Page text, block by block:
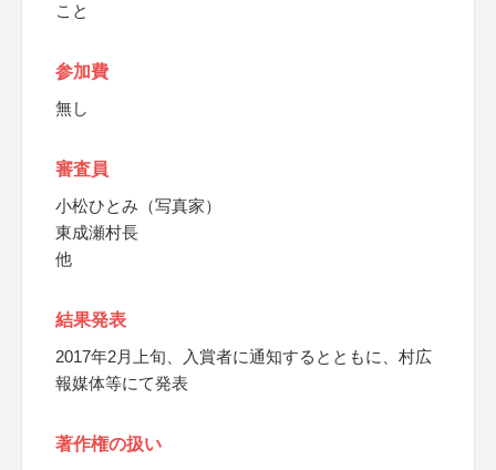
こと
参加費
無し
審査員
小松ひとみ（写真家）
東成瀬村長
他
結果発表
2017年2月上旬、入賞者に通知するとともに、村広
報媒体等にて発表
著作権の扱い